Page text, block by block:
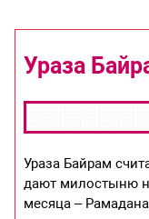
Ураза
Ураза Байрам
дают милостыню
месяца –